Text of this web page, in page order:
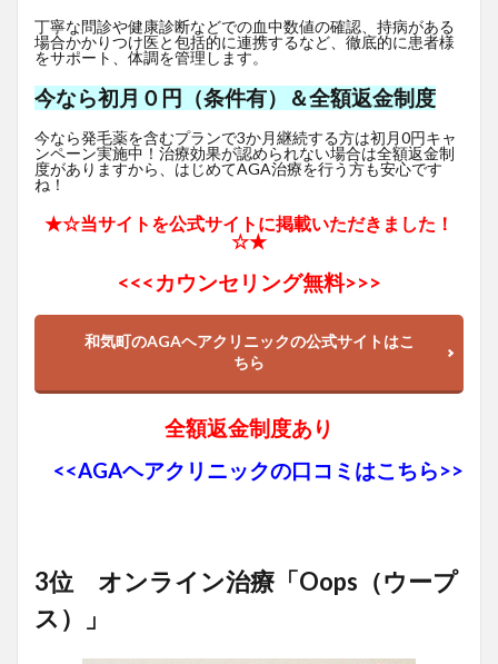
丁寧な問診や健康診断などでの血中数値の確認、持病がある
場合かかりつけ医と包括的に連携するなど、徹底的に患者様
をサポート、体調を管理します。
今なら初月０円（条件有）＆全額返金制度
今なら発毛薬を含むプランで3か月継続する方は初月0円キャ
ンペーン実施中！治療効果が認められない場合は全額返金制
度がありますから、はじめてAGA治療を行う方も安心です
ね！
★☆当サイトを公式サイトに掲載いただきました！
☆★
<<<カウンセリング無料>>>
和気町のAGAヘアクリニックの公式サイトはこ
ちら
全額返金制度あり
<<AGAヘアクリニックの口コミはこちら>>
3位 オンライン治療「Oops（ウープ
ス）」